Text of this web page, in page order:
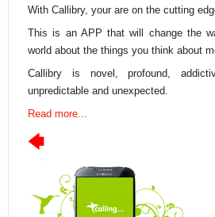
With Callibry, your are on the cutting
This is an APP that will change the
world about the things you think about
Callibry is novel, profound,
unpredictable and unexpected.
Read more...